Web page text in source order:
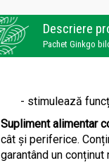
Descriere
Pachet Ginkgo
- stimulează
Supliment alimentar
cât și periferice.
garantând un